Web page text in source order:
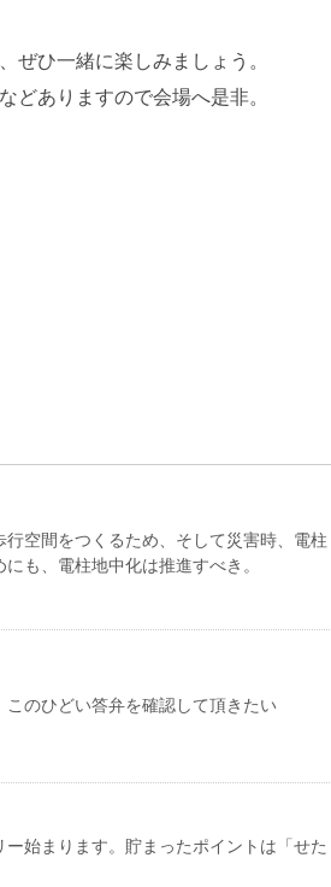
ぜひ一緒に楽しみましょう。
どありますので会場へ是非。
行空間をつくるため、そして災害時、電柱
も、電柱地中化は推進すべき。
のひどい答弁を確認して頂きたい
始まります。貯まったポイントは「せた